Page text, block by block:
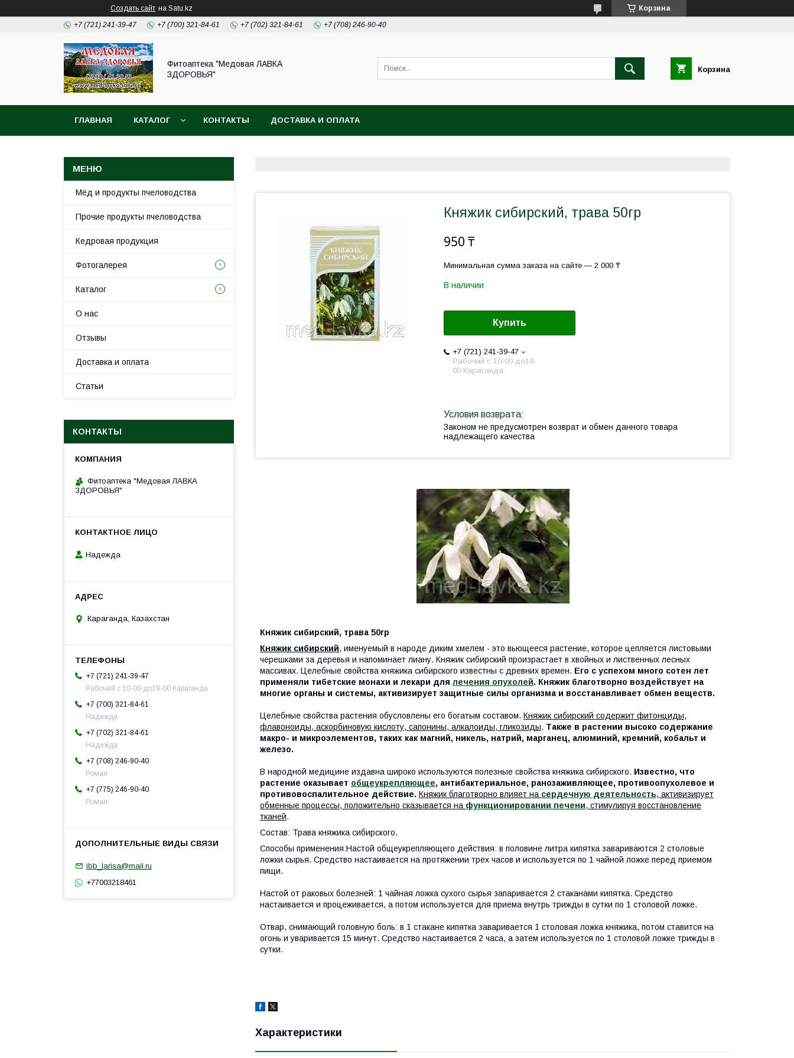
Создать сайт на Satu.kz Корзина
+7 (721) 241-39-47 +7 (700) 321-84-61 +7 (702) 321-84-61 +7 (708) 246-90-40
Фитоаптека "Медовая ЛАВКА
ЗДОРОВЬЯ"
Корзина
ГЛАВНАЯ КАТАЛОГ КОНТАКТЫ ДОСТАВКА И ОПЛАТА
Княжик сибирский, трава 50гр
950 ₸
Минимальная сумма заказа на сайте — 2 000 ₸
В наличии
Купить
+7 (721) 241-39-47
Рабочий с 10-00 до19-
00 Караганда
Законом не предусмотрен возврат и обмен данного товара
надлежащего качества
Княжик сибирский, трава 50гр
Княжик сибирский, именуемый в народе диким хмелем - это вьющееся растение, которое цепляется листовыми
черешками за деревья и напоминает лиану. Княжик сибирский произрастает в хвойных и лиственных лесных
массивах. Целебные свойства княжика сибирского известны с древних времен. Его с успехом много сотен лет
применяли тибетские монахи и лекари для лечения опухолей. Княжик благотворно воздействует на
многие органы и системы, активизирует защитные силы организма и восстанавливает обмен веществ.
Целебные свойства растения обусловлены его богатым составом. Княжик сибирский содержит фитонциды,
флавоноиды, аскорбиновую кислоту, сапонины, алкалоиды, гликозиды. Также в растении высоко содержание
макро- и микроэлементов, таких как магний, никель, натрий, марганец, алюминий, кремний, кобальт и
железо.
В народной медицине издавна широко используются полезные свойства княжика сибирского. Известно, что
растение оказывает общеукрепляющее, антибактериальное, ранозаживляющее, противоопухолевое и
противовоспалительное действие. Княжик благотворно влияет на сердечную деятельность, активизирует
обменные процессы, положительно сказывается на функционировании печени, стимулируя восстановление
тканей.
Состав: Трава княжика сибирского.
Способы применения:Настой общеукрепляющего действия: в половине литра кипятка завариваются 2 столовые
ложки сырья. Средство настаивается на протяжении трех часов и используется по 1 чайной ложке перед приемом
пищи.
Настой от раковых болезней: 1 чайная ложка сухого сырья запаривается 2 стаканами кипятка. Средство
настаивается и процеживается, а потом используется для приема внутрь трижды в сутки по 1 столовой ложке.
Отвар, снимающий головную боль: в 1 стакане кипятка заваривается 1 столовая ложка княжика, потом ставится на
огонь и уваривается 15 минут. Средство настаивается 2 часа, а затем используется по 1 столовой ложке трижды в
сутки.
Характеристики
Мёд и продукты пчеловодства
Прочие продукты пчеловодства
Кедровая продукция
Фотогалерея
Каталог
О нас
Отзывы
Доставка и оплата
Статьи
КОНТАКТЫ
Фитоаптека "Медовая ЛАВКА
ЗДОРОВЬЯ"
Надежда
Караганда, Казахстан
+7 (721) 241-39-47
Рабочий с 10-00 до19-00 Караганда
+7 (700) 321-84-61
Надежда
+7 (702) 321-84-61
Надежда
+7 (708) 246-90-40
Роман
+7 (775) 246-90-40
Роман
ibb_larisa@mail.ru
+77003218461